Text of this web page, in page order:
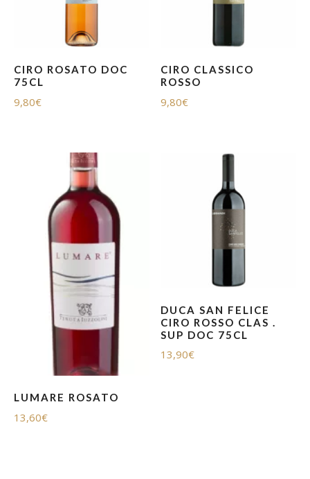
CIRO ROSATO DOC
75CL
9,80€
CIRO CLASSICO
ROSSO
9,80€
LUMARE ROSATO
13,60€
DUCA SAN FELICE
CIRO ROSSO CLAS .
SUP DOC 75CL
13,90€